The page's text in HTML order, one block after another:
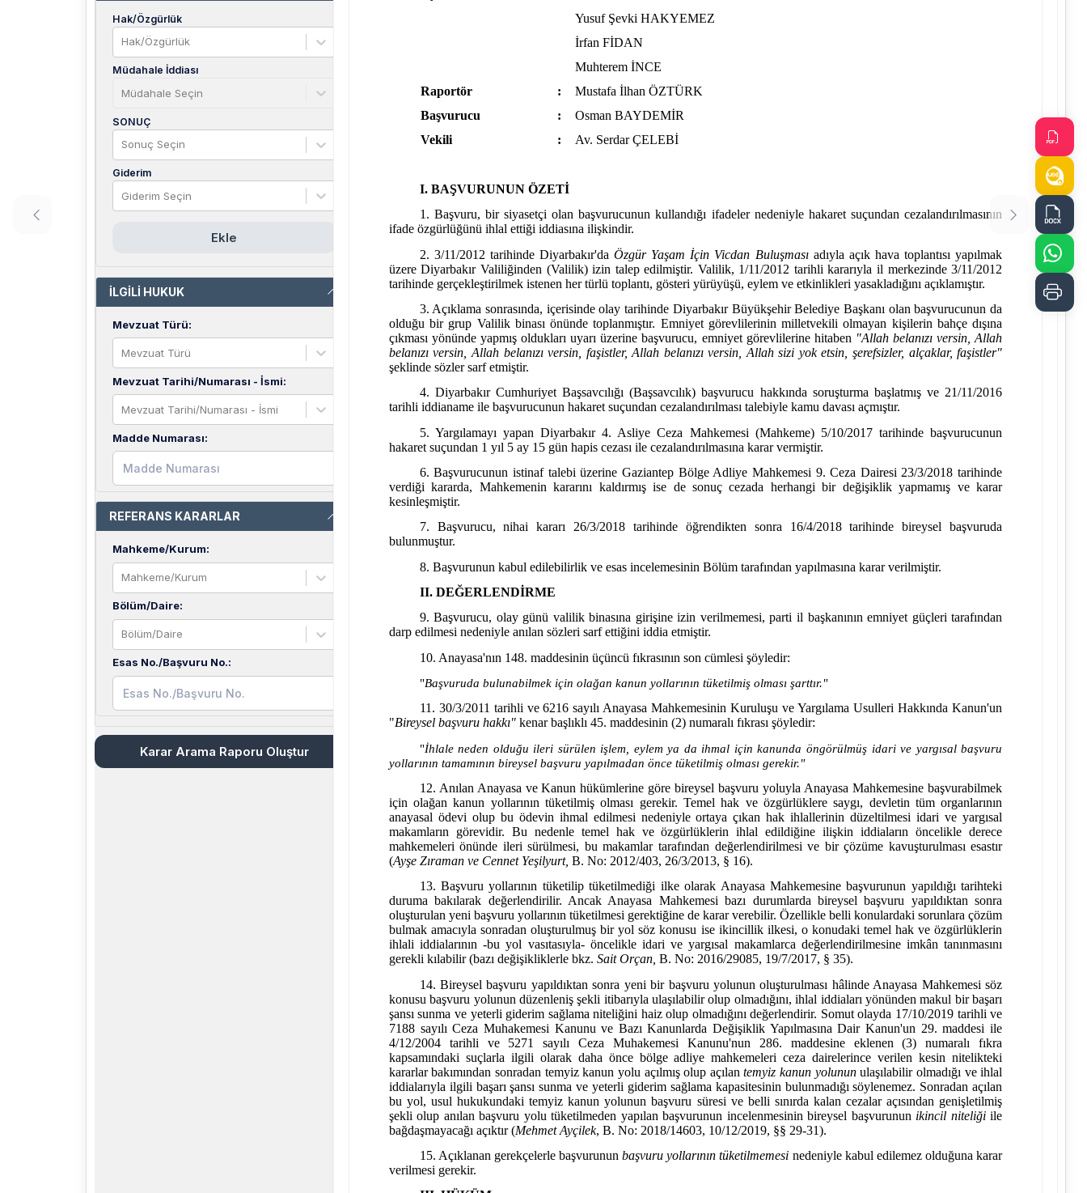
Hak/Özgürlük
Hak/Özgürlük
Müdahale İddiası
Müdahale Seçin
SONUÇ
Sonuç Seçin
Giderim
Giderim Seçin
Ekle
İLGİLİ HUKUK
Mevzuat Türü:
Mevzuat Türü
Mevzuat Tarihi/Numarası - İsmi:
Mevzuat Tarihi/Numarası - İsmi
Madde Numarası:
REFERANS KARARLAR
Mahkeme/Kurum:
Mahkeme/Kurum
Bölüm/Daire:
Bölüm/Daire
Esas No./Başvuru No.:
Karar Arama Raporu Oluştur